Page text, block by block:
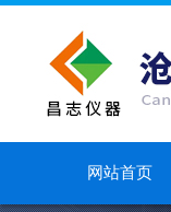
网站首页